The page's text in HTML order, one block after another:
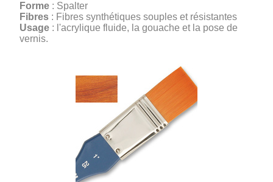
Forme : Spalter
Fibres : Fibres synthétiques souples et résistantes
Usage : l'acrylique fluide, la gouache et la pose de
vernis.